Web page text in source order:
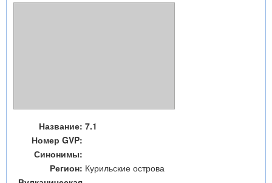
Название: 7.1
Номер GVP:
Синонимы:
Регион: Курильские острова